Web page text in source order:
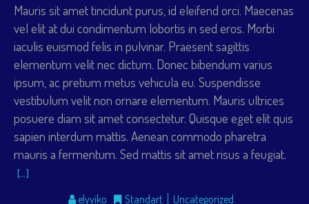
Mauris sit amet tincidunt purus, id eleifend orci. Maecenas
vel elit at dui condimentum lobortis in sed eros. Morbi
iaculis euismod felis in pulvinar. Praesent sagittis
elementum velit nec dictum. Donec bibendum varius
ipsum, ac pretium metus vehicula eu. Suspendisse
vestibulum velit non ornare elementum. Mauris ultrices
posuere diam sit amet consectetur. Quisque eget elit quis
sapien interdum mattis. Aenean commodo pharetra
mauris a fermentum. Sed mattis sit amet risus a feugiat.
[…]
elyviko Standart Uncategorized